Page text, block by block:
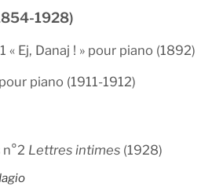
1928)
« Ej, Danaj ! » pour piano (1892)
pour piano (1911-1912)
Lettres intimes (1928)